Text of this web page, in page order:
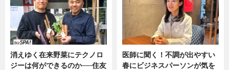
消えゆく在来野菜にテクノロ
ジーは何ができるのか──住友
医師に聞く！不調が出やすい
春にビジネスパーソンが気を